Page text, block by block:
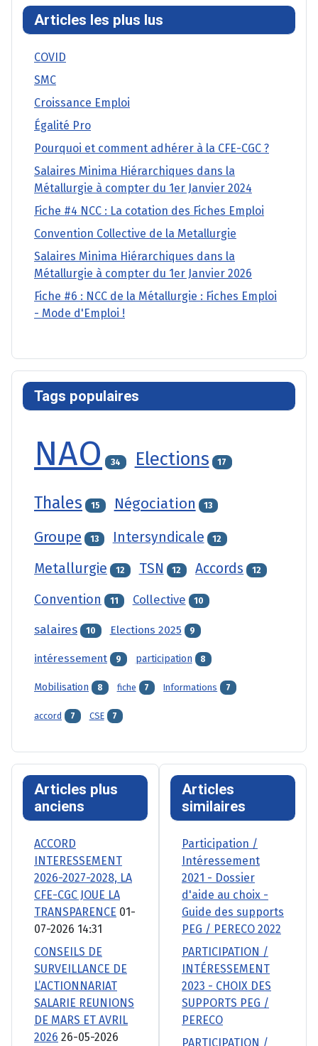
Articles les plus lus
COVID
SMC
Croissance Emploi
Égalité Pro
Pourquoi et comment adhérer à la CFE-CGC ?
Salaires Minima Hiérarchiques dans la
Métallurgie à compter du 1er Janvier 2024
Fiche #4 NCC : La cotation des Fiches Emploi
Convention Collective de la Metallurgie
Salaires Minima Hiérarchiques dans la
Métallurgie à compter du 1er Janvier 2026
Fiche #6 : NCC de la Métallurgie : Fiches Emploi
- Mode d'Emploi !
Tags populaires
NAO 34 Elections 17
Thales 15 Négociation 13
Groupe 13 Intersyndicale 12
Metallurgie 12 TSN 12 Accords 12
Convention 11 Collective 10
salaires 10 Elections 2025 9
intéressement 9 participation 8
Mobilisation 8 fiche 7 Informations 7
accord 7 CSE 7
Articles plus
anciens
ACCORD
INTERESSEMENT
2026-2027-2028, LA
CFE-CGC JOUE LA
TRANSPARENCE 01-
07-2026 14:31
CONSEILS DE
SURVEILLANCE DE
L’ACTIONNARIAT
SALARIE REUNIONS
DE MARS ET AVRIL
2026 26-05-2026
Articles
similaires
Participation /
Intéressement
2021 - Dossier
d'aide au choix -
Guide des supports
PEG / PERECO 2022
PARTICIPATION /
INTÉRESSEMENT
2023 - CHOIX DES
SUPPORTS PEG /
PERECO
PARTICIPATION /